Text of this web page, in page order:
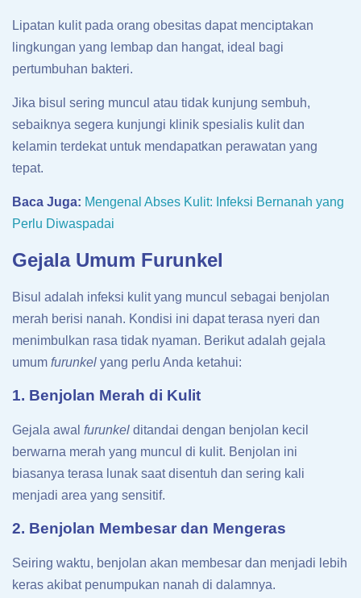
Lipatan kulit pada orang obesitas dapat menciptakan
lingkungan yang lembap dan hangat, ideal bagi
pertumbuhan bakteri.
Jika bisul sering muncul atau tidak kunjung sembuh,
sebaiknya segera kunjungi klinik spesialis kulit dan
kelamin terdekat untuk mendapatkan perawatan yang
tepat.
Baca Juga: Mengenal Abses Kulit: Infeksi Bernanah yang
Perlu Diwaspadai
Gejala Umum Furunkel
Bisul adalah infeksi kulit yang muncul sebagai benjolan
merah berisi nanah. Kondisi ini dapat terasa nyeri dan
menimbulkan rasa tidak nyaman. Berikut adalah gejala
umum furunkel yang perlu Anda ketahui:
1. Benjolan Merah di Kulit
Gejala awal furunkel ditandai dengan benjolan kecil
berwarna merah yang muncul di kulit. Benjolan ini
biasanya terasa lunak saat disentuh dan sering kali
menjadi area yang sensitif.
2. Benjolan Membesar dan Mengeras
Seiring waktu, benjolan akan membesar dan menjadi lebih
keras akibat penumpukan nanah di dalamnya.